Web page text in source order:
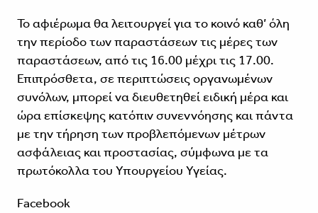
Το αφιέρωμα θα λειτουργεί για το κοινό καθ’ όλη
την περίοδο των παραστάσεων τις μέρες των
παραστάσεων, από τις 16.00 μέχρι τις 17.00.
Επιπρόσθετα, σε περιπτώσεις οργανωμένων
συνόλων, μπορεί να διευθετηθεί ειδική μέρα και
ώρα επίσκεψης κατόπιν συνεννόησης και πάντα
με την τήρηση των προβλεπόμενων μέτρων
ασφάλειας και προστασίας, σύμφωνα με τα
πρωτόκολλα του Υπουργείου Υγείας.
Facebook